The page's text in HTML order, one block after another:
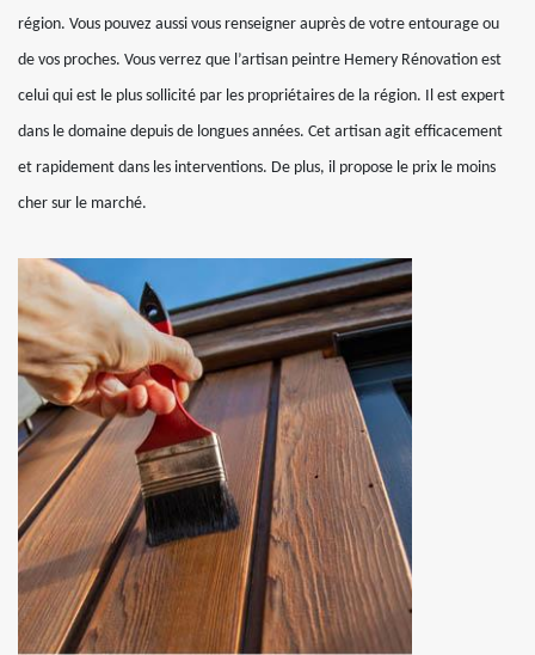
région. Vous pouvez aussi vous renseigner auprès de votre entourage ou
de vos proches. Vous verrez que l’artisan peintre Hemery Rénovation est
celui qui est le plus sollicité par les propriétaires de la région. Il est expert
dans le domaine depuis de longues années. Cet artisan agit efficacement
et rapidement dans les interventions. De plus, il propose le prix le moins
cher sur le marché.